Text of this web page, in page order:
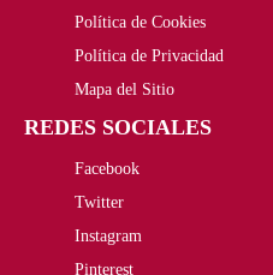
Política de Cookies
Política de Privacidad
Mapa del Sitio
REDES SOCIALES
Facebook
Twitter
Instagram
Pinterest